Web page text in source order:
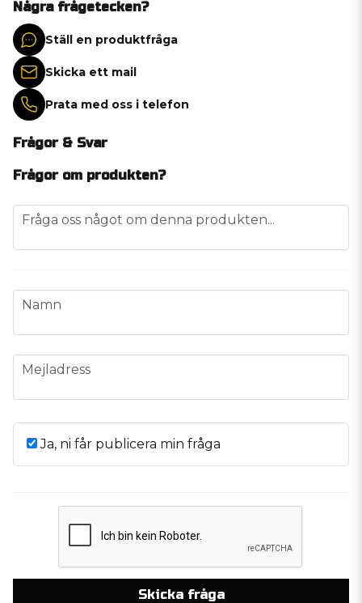
Några frågetecken?
Ställ en produktfråga
Skicka ett mail
Prata med oss i telefon
Frågor & Svar
Frågor om produkten?
question
Fråga oss något om denna produkten...
name
Namn
email
Mejladress
Ja, ni får publicera min fråga
Skicka fråga